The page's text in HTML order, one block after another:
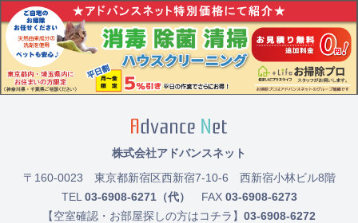
株式会社アドバンスネット
〒160-0023 東京都新宿区西新宿7-10-6 西新宿小林ビル8階
TEL 03-6908-6271（代） FAX 03-6908-6273
【空室確認・お部屋探しの方はコチラ】 03-6908-6272